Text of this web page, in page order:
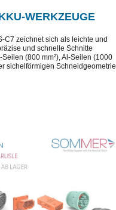
WERKZEUGE
C7 zeichnet sich als leichte und
und schnelle Schnitte
(800 mm²), Al-Seilen (1000
sichelförmigen Schneidgeometrie